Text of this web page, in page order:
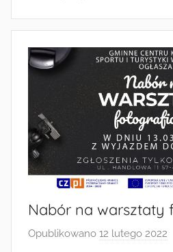
Nabór na warsztaty
Opublikowano 12 lutego 2022